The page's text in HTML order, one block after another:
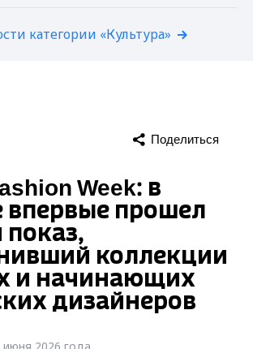
категории «Культура»
Поделиться
Week: в
впервые прошел
коллекции
и начинающих
дизайнеров
2026 года